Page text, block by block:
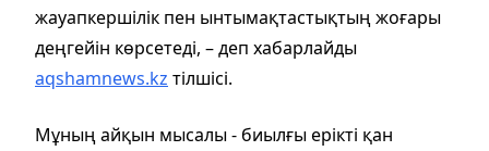
жауапкершілік пен ынтымақтастықтың жоғары
деңгейін көрсетеді, – деп хабарлайды
aqshamnews.kz тілшісі.
Мұның айқын мысалы - биылғы ерікті қан